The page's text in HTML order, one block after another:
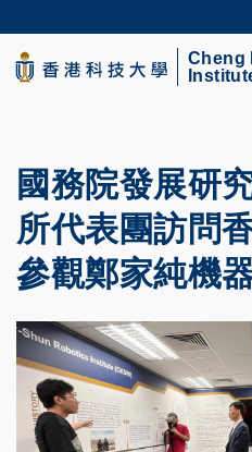
to
main
content
UNIVERSITY NEWS
LIFE@HKUST
Cheng
國務院發展研
所代表團訪問
參觀鄭家純機